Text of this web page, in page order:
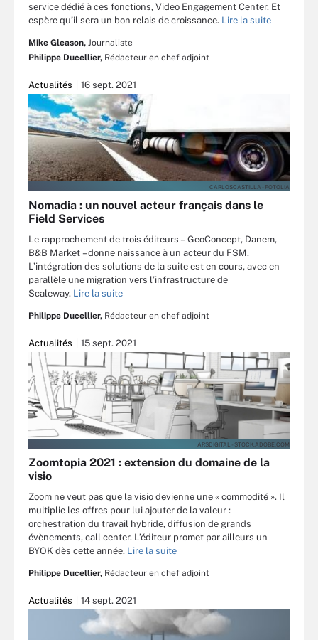
service dédié à ces fonctions, Video Engagement Center. Et
espère qu’il sera un bon relais de croissance. Lire la suite
Mike Gleason, Journaliste
Philippe Ducellier, Rédacteur en chef adjoint
Actualités 16 sept. 2021
CARLOSCASTILLA - FOTOLIA
Nomadia : un nouvel acteur français dans le
Field Services
Le rapprochement de trois éditeurs – GeoConcept, Danem,
B&B Market – donne naissance à un acteur du FSM.
L’intégration des solutions de la suite est en cours, avec en
parallèle une migration vers l’infrastructure de
Scaleway. Lire la suite
Philippe Ducellier, Rédacteur en chef adjoint
Actualités 15 sept. 2021
ARSDIGITAL - STOCK.ADOBE.COM
Zoomtopia 2021 : extension du domaine de la
visio
Zoom ne veut pas que la visio devienne une « commodité ». Il
multiplie les offres pour lui ajouter de la valeur :
orchestration du travail hybride, diffusion de grands
évènements, call center. L’éditeur promet par ailleurs un
BYOK dès cette année. Lire la suite
Philippe Ducellier, Rédacteur en chef adjoint
Actualités 14 sept. 2021